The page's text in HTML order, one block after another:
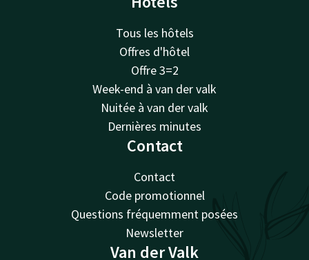
Tous les hôtels
Offres d'hôtel
Offre 3=2
Week-end à van der valk
Nuitée à van der valk
Dernières minutes
Contact
Contact
Code promotionnel
Questions fréquemment posées
Newsletter
Van der Valk